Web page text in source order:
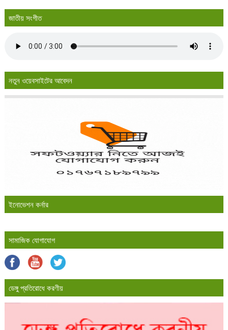
জাতীয় সংগীত
নতুন ওয়েবসাইটের আবেদন
ইনোভেশন কর্নার
সামাজিক যোগাযোগ
ডেঙ্গু প্রতিরোধে করণীয়